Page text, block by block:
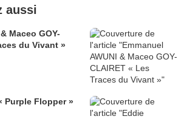
aussi
Maceo GOY-
du Vivant »
Purple Flopper »